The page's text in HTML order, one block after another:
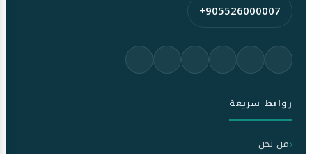
+905526000007
روابط سريعة
من نحن